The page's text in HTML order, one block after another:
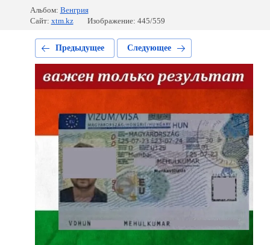
Альбом: Венгрия
Сайт: xtm.kz Изображение: 445/559
Предыдущее Следующее